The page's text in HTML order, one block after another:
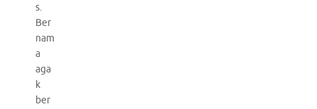
s.
Ber
nam
a
aga
k
ber